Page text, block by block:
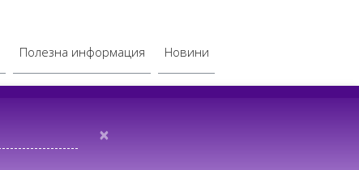
Полезна информация Новини
×